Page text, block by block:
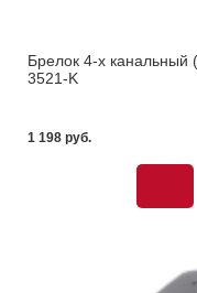
Брелок 4-х канальный
3521-K
1 198 pуб.